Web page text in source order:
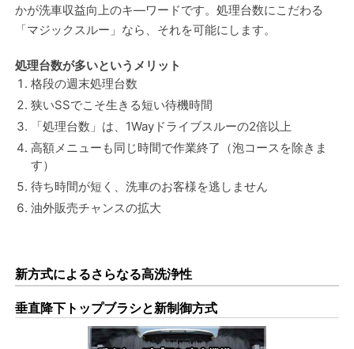
かが洗車収益向上のキ―ワードです。処理台数にこだわる
「マジックスルー」なら、それを可能にします。
処理台数が多いというメリット
格段の週末処理台数
狭いSSでこそ生きる短い待機時間
「処理台数」は、1Wayドライブスルーの2倍以上
高額メニューも同じ時間で作業終了（泡コースを除きま
す）
待ち時間が短く、洗車のお客様を逃しません
油外販売チャンスの拡大
新方式によるさらなる高洗浄性
垂直降下トップブラシと新制御方式